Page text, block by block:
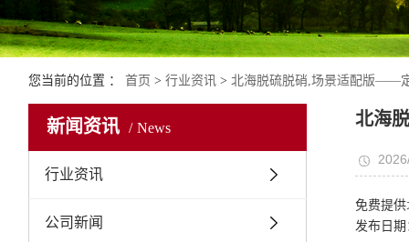
您当前的位置 ： 首页 > 行业资讯> 北海脱硫脱硝,场景适配版——
新闻资讯 News
行业资讯
公司新闻
北海
免费提供
发布日期